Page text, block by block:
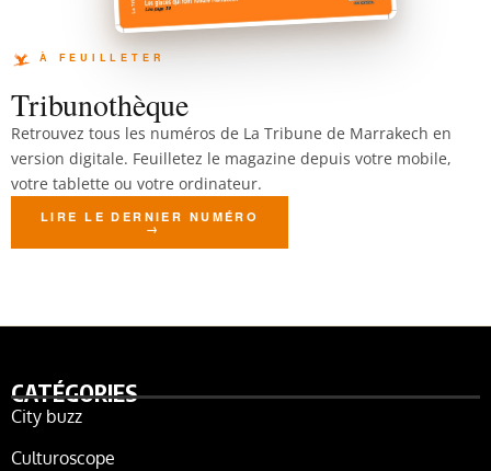
Tribunothèque
Retrouvez tous les numéros de La Tribune de Marrakech en
version digitale. Feuilletez le magazine depuis votre mobile,
votre tablette ou votre ordinateur.
LIRE LE DERNIER NUMÉRO
CATÉGORIES
City buzz
Culturoscope